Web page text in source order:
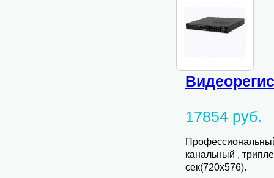
17854 руб.
канальный ,
сек(720х576).